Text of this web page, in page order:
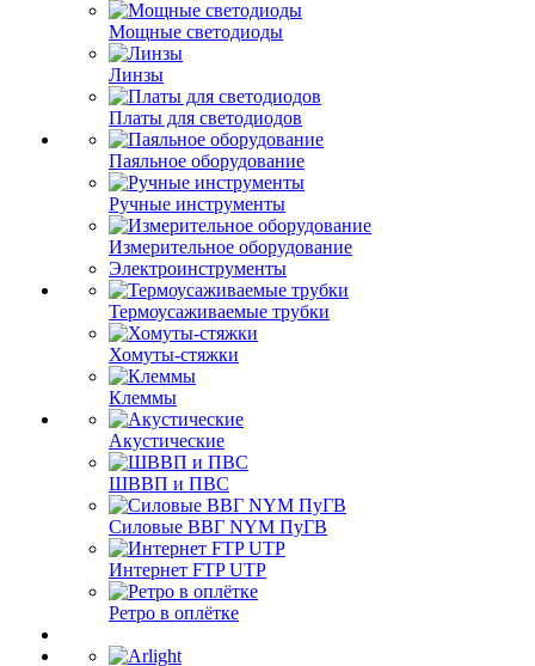
Мощные светодиоды
Линзы
Платы для светодиодов
Паяльное оборудование
Ручные инструменты
Измерительное оборудование
Электроинструменты
Термоусаживаемые трубки
Хомуты-стяжки
Клеммы
Акустические
ШВВП и ПВС
Силовые ВВГ NYM ПуГВ
Интернет FTP UTP
Ретро в оплётке